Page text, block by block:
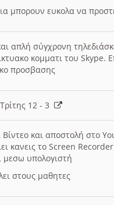
μπορουν ευκολα να
απλή σύγχρονη
κομματι του
προσβασης
12 - 3
Βίντεο και αποστολή στο
κανεις το Screen
μεσω υπολογιστή
στους μαθητες